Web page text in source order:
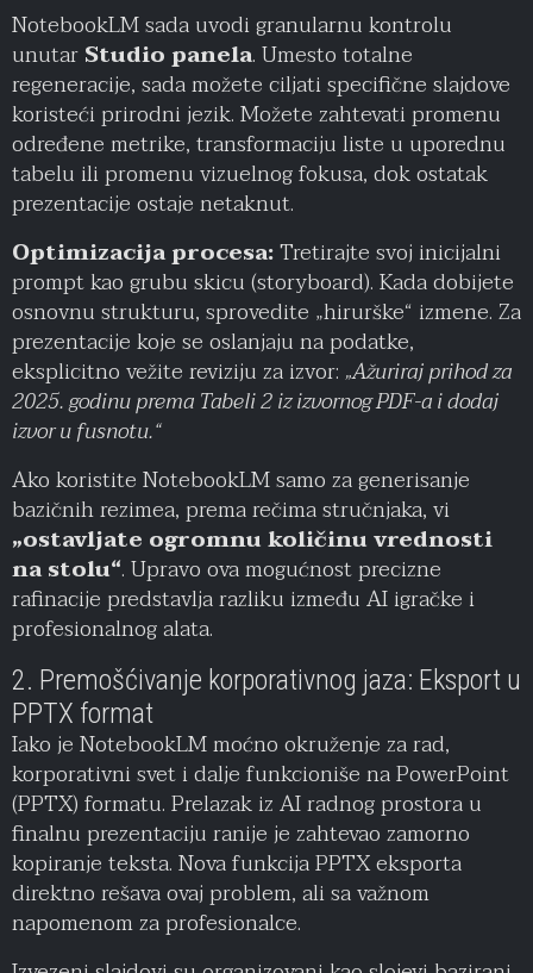
NotebookLM sada uvodi granularnu kontrolu
unutarStudio panela. Umesto totalne
regeneracije, sada možete ciljati specifične slajdove
koristeći prirodni jezik. Možete zahtevati promenu
određene metrike, transformaciju liste u uporednu
tabelu ili promenu vizuelnog fokusa, dok ostatak
prezentacije ostaje netaknut.
Optimizacija procesa:Tretirajte svoj inicijalni
prompt kao grubu skicu (storyboard). Kada dobijete
osnovnu strukturu, sprovedite „hirurške“ izmene. Za
prezentacije koje se oslanjaju na podatke,
eksplicitno vežite reviziju za izvor:„Ažuriraj prihod za
2025. godinu prema Tabeli 2 iz izvornog PDF-a i dodaj
izvor u fusnotu.“
Ako koristite NotebookLM samo za generisanje
bazičnih rezimea, prema rečima stručnjaka, vi
„ostavljate ogromnu količinu vrednosti
na stolu“. Upravo ova mogućnost precizne
rafinacije predstavlja razliku između AI igračke i
profesionalnog alata.
2. Premošćivanje korporativnog jaza: Eksport u
PPTX format
Iako je NotebookLM moćno okruženje za rad,
korporativni svet i dalje funkcioniše na PowerPoint
(PPTX) formatu. Prelazak iz AI radnog prostora u
finalnu prezentaciju ranije je zahtevao zamorno
kopiranje teksta. Nova funkcija PPTX eksporta
direktno rešava ovaj problem, ali sa važnom
napomenom za profesionalce.